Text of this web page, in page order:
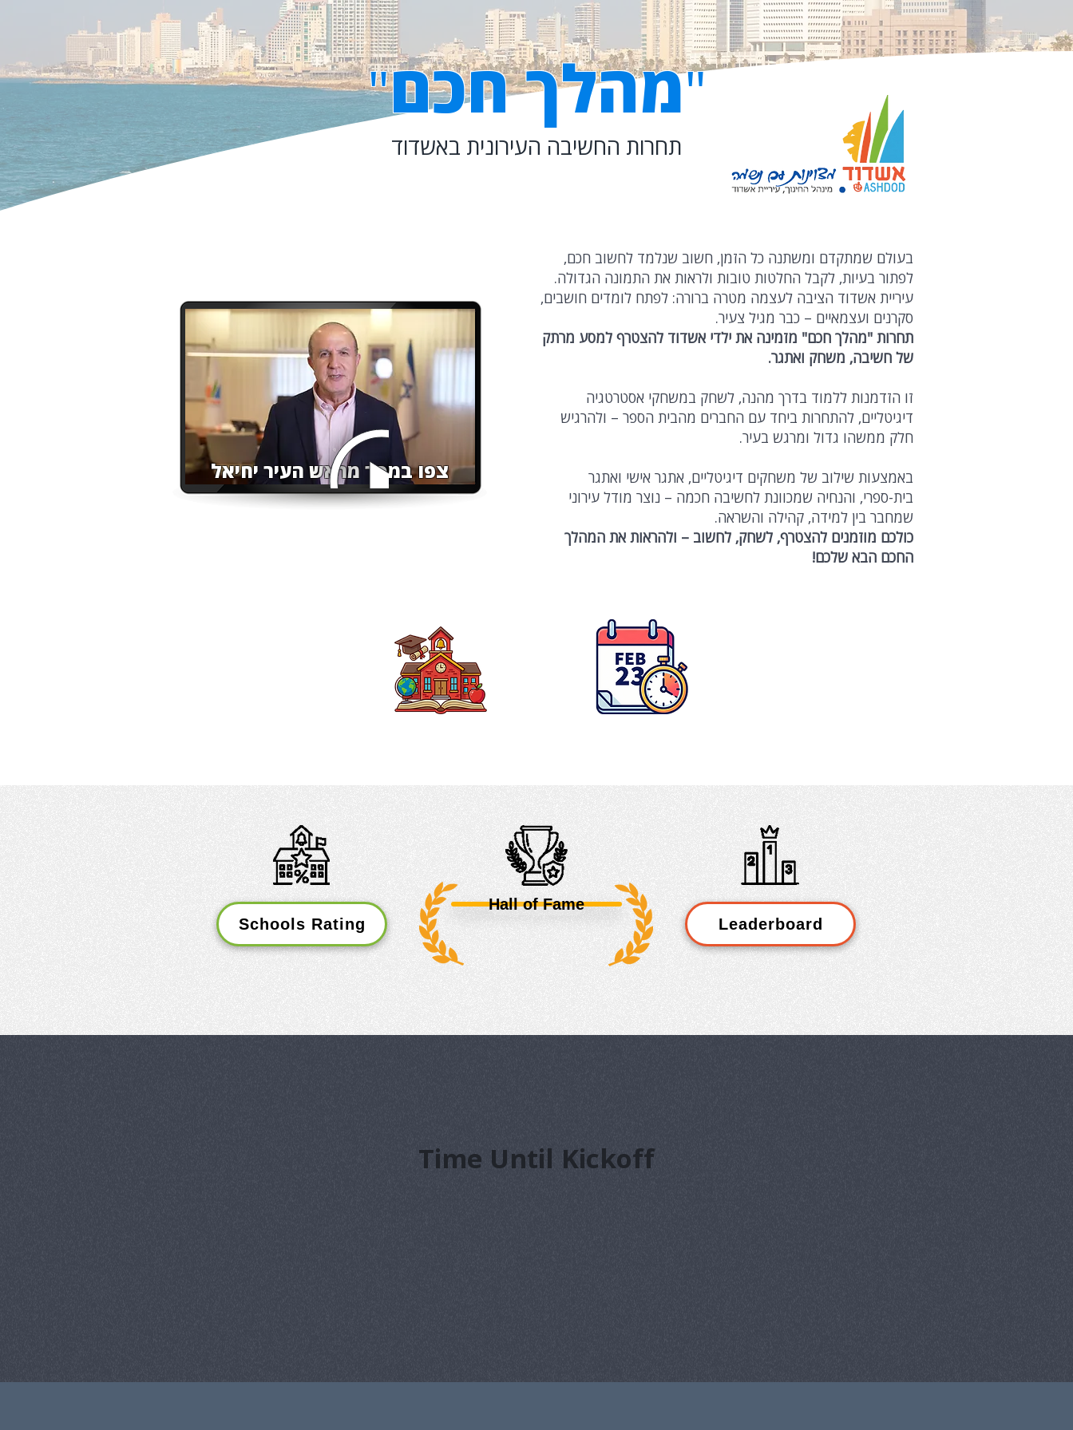
"מהלך חכם"
תחרות החשיבה העירונית באשדוד
צפו במסר מראש העיר יחיאל
בעולם שמתקדם ומשתנה כל הזמן, חשוב שנלמד לחשוב חכם,
לפתור בעיות, לקבל החלטות טובות ולראות את התמונה הגדולה.
עיריית אשדוד הציבה לעצמה מטרה ברורה: לפתח לומדים חושבים,
סקרנים ועצמאיים – כבר מגיל צעיר.
תחרות "מהלך חכם" מזמינה את ילדי אשדוד להצטרף למסע מרתק
של חשיבה, משחק ואתגר.
זו הזדמנות ללמוד בדרך מהנה, לשחק במשחקי אסטרטגיה
דיגיטליים, להתחרות ביחד עם החברים מהבית הספר – ולהרגיש
חלק ממשהו גדול ומרגש בעיר.
באמצעות שילוב של משחקים דיגיטליים, אתגר אישי ואתגר
בית-ספרי, והנחיה שמכוונת לחשיבה חכמה – נוצר מודל עירוני
שמחבר בין למידה, קהילה והשראה.
כולכם מוזמנים להצטרף, לשחק, לחשוב – ולהראות את המהלך
החכם הבא שלכם!
​Schools Rating
Hall of Fame
Leaderboard
Time Until Kickoff